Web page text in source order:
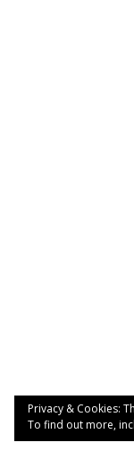
Privacy & Cookies:
To find out more,